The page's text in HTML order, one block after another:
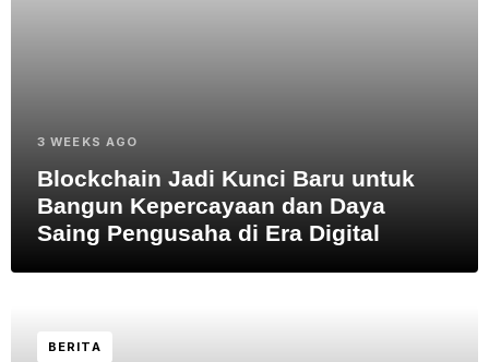
3 WEEKS AGO
Blockchain Jadi Kunci Baru untuk
Bangun Kepercayaan dan Daya
Saing Pengusaha di Era Digital
BERITA